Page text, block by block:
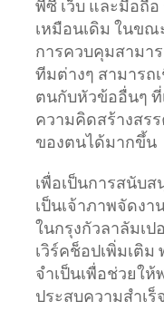
พีซี เว็บ และมือถื
เหมือนเดิม ในข
การควบคุมสามา
ทีมต่างๆ สามารถ
ตนกับหัวข้ออื่นๆ ที่
ความคิดสร้างสร
ของตนได้มากขึ้น
เพื่อเป็นการสนับส
เป็นเจ้าภาพจัดงา
ในกรุงกัวลาลัมเป
เวิร์คช็อปเพิ่มเติ
จำเป็นเพื่อช่วยให้
ประสบความสำเร็จ